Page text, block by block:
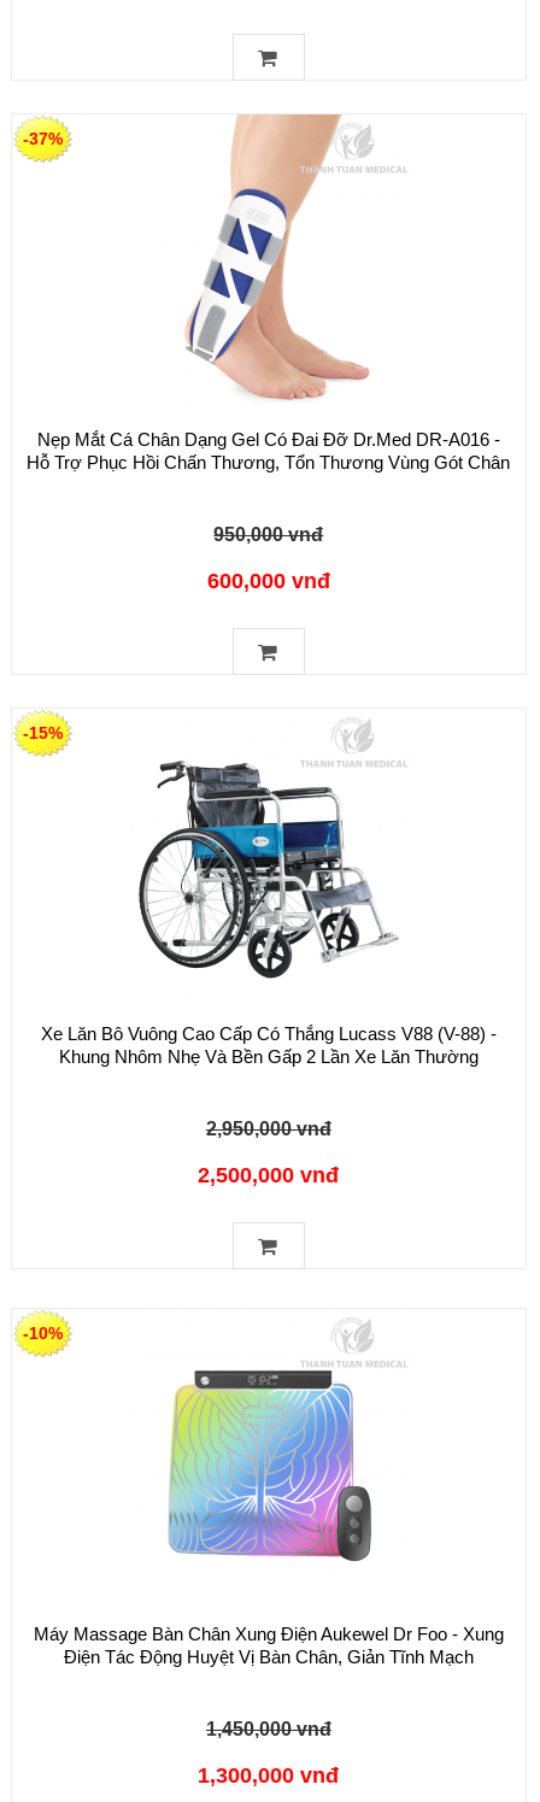
Nẹp Mắt Cá Chân Dạng Gel Có Đai Đỡ Dr.Med DR-A016 -
Hỗ Trợ Phục Hồi Chấn Thương, Tổn Thương Vùng Gót Chân
950,000 vnđ
600,000 vnđ
-37%
Xe Lăn Bô Vuông Cao Cấp Có Thắng Lucass V88 (V-88) -
Khung Nhôm Nhẹ Và Bền Gấp 2 Lần Xe Lăn Thường
2,950,000 vnđ
2,500,000 vnđ
-15%
Máy Massage Bàn Chân Xung Điện Aukewel Dr Foo - Xung
Điện Tác Động Huyệt Vị Bàn Chân, Giản Tĩnh Mạch
1,450,000 vnđ
1,300,000 vnđ
-10%